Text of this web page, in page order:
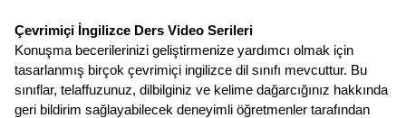
Çevrimiçi İngilizce Ders Video Serileri
Konuşma becerilerinizi geliştirmenize yardımcı olmak için
tasarlanmış birçok çevrimiçi ingilizce dil sınıfı mevcuttur. Bu
sınıflar, telaffuzunuz, dilbilginiz ve kelime dağarcığınız hakkında
geri bildirim sağlayabilecek deneyimli öğretmenler tarafından